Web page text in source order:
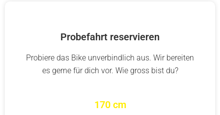
Probefahrt reservieren
Probiere das Bike unverbindlich aus. Wir bereiten
es gerne für dich vor. Wie gross bist du?
170 cm